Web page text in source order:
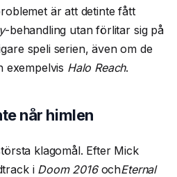
är att detinte fått
-behandling utan förlitar sig på
speli serien, även om de
exempelvis Halo Reach.
når himlen
klagomål. Efter Mick
i Doom 2016 ochEternal